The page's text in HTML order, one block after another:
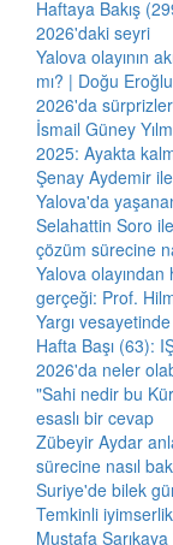
Haftaya Bakış
2026'daki seyri
Yalova olayının
mı? | Doğu
2026'da
İsmail Güney
2025: Ayakta
Şenay Aydemir
Yalova'da
Selahattin Soro
çözüm sürecine
Yalova
gerçeği: Prof.
Yargı
Hafta Başı (63):
2026'da neler
"Sahi nedir bu
esaslı bir cevap
Zübeyir Aydar
sürecine nasıl
Suriye'de bilek
Temkinli
Mustafa